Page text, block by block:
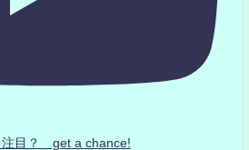
注目？ get a chance!